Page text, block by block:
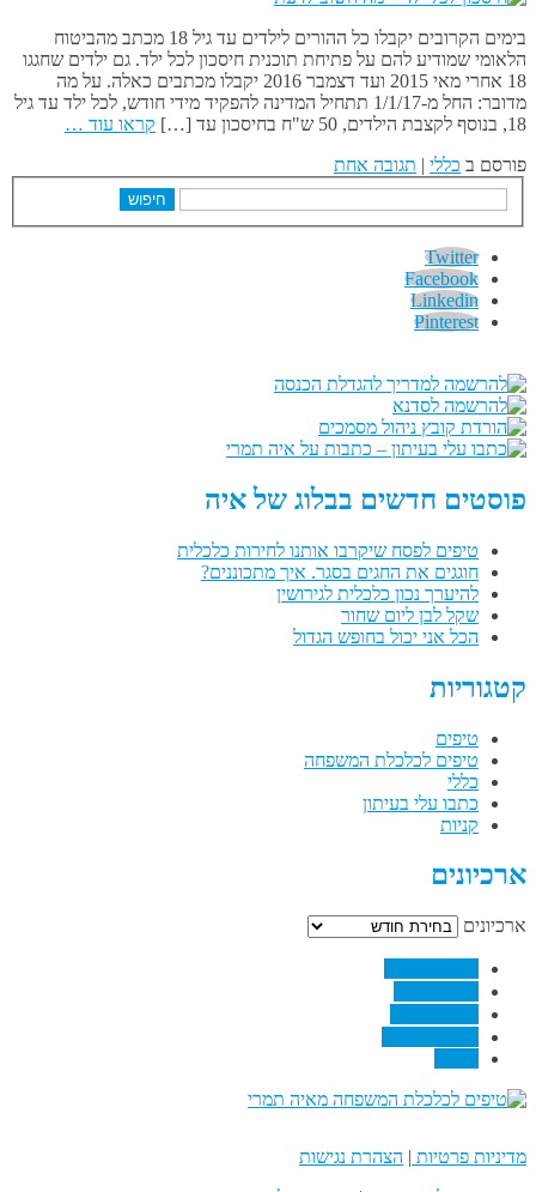
בימים הקרובים יקבלו כל ההורים לילדים עד גיל 18 מכתב מהביטוח
הלאומי שמודיע להם על פתיחת תוכנית חיסכון לכל ילד. גם ילדים שחגגו
18 אחרי מאי 2015 ועד דצמבר 2016 יקבלו מכתבים כאלה. על מה
מדובר: החל מ-1/1/17 תתחיל המדינה להפקיד מידי חודש, לכל ילד עד גיל
18, בנוסף לקצבת הילדים, 50 ש"ח בחיסכון עד […]
קראו עוד …
פורסם ב כללי | תגובה אחת
חיפוש
Twitter
Facebook
Linkedin
Pinterest
פוסטים חדשים בבלוג של איה
טיפים לפסח שיקרבו אותנו לחירות כלכלית
חוגגים את החגים בסגר. איך מתכוננים?
להיערך נכון כלכלית לגירושין
שקל לבן ליום שחור
הכל אני יכול בחופש הגדול
קטגוריות
טיפים
טיפים לכלכלת המשפחה
כללי
כתבו עלי בעיתון
קניות
ארכיונים
ארכיונים
מדיניות פרטיות | הצהרת נגישות